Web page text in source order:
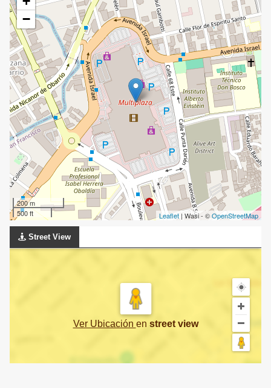
−
200 m
500 ft
Leaflet | Wasi - ©OpenStreetMap
Street View
Ver Ubicación en street view